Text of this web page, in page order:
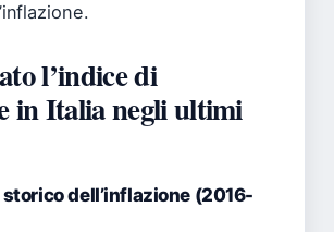
l’indice di
in Italia negli ultimi
dell’inflazione (2016-